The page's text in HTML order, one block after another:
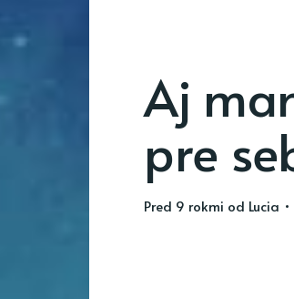
Aj
pre
pred 9 rokmi od Lucia